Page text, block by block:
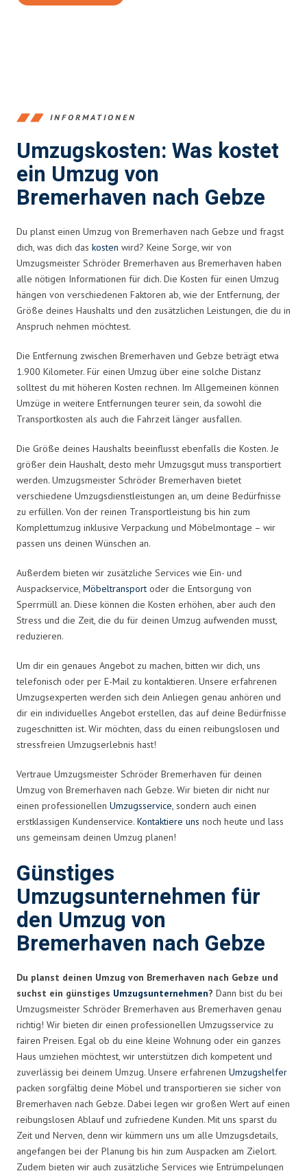
INFORMATIONEN
Umzugskosten: Was kostet
ein Umzug von
Bremerhaven nach Gebze
Du planst einen Umzug von Bremerhaven nach Gebze und fragst
dich, was dich das kosten wird? Keine Sorge, wir von
Umzugsmeister Schröder Bremerhaven aus Bremerhaven haben
alle nötigen Informationen für dich. Die Kosten für einen Umzug
hängen von verschiedenen Faktoren ab, wie der Entfernung, der
Größe deines Haushalts und den zusätzlichen Leistungen, die du in
Anspruch nehmen möchtest.
Die Entfernung zwischen Bremerhaven und Gebze beträgt etwa
1.900 Kilometer. Für einen Umzug über eine solche Distanz
solltest du mit höheren Kosten rechnen. Im Allgemeinen können
Umzüge in weitere Entfernungen teurer sein, da sowohl die
Transportkosten als auch die Fahrzeit länger ausfallen.
Die Größe deines Haushalts beeinflusst ebenfalls die Kosten. Je
größer dein Haushalt, desto mehr Umzugsgut muss transportiert
werden. Umzugsmeister Schröder Bremerhaven bietet
verschiedene Umzugsdienstleistungen an, um deine Bedürfnisse
zu erfüllen. Von der reinen Transportleistung bis hin zum
Komplettumzug inklusive Verpackung und Möbelmontage – wir
passen uns deinen Wünschen an.
Außerdem bieten wir zusätzliche Services wie Ein- und
Auspackservice, Möbeltransport oder die Entsorgung von
Sperrmüll an. Diese können die Kosten erhöhen, aber auch den
Stress und die Zeit, die du für deinen Umzug aufwenden musst,
reduzieren.
Um dir ein genaues Angebot zu machen, bitten wir dich, uns
telefonisch oder per E-Mail zu kontaktieren. Unsere erfahrenen
Umzugsexperten werden sich dein Anliegen genau anhören und
dir ein individuelles Angebot erstellen, das auf deine Bedürfnisse
zugeschnitten ist. Wir möchten, dass du einen reibungslosen und
stressfreien Umzugserlebnis hast!
Vertraue Umzugsmeister Schröder Bremerhaven für deinen
Umzug von Bremerhaven nach Gebze. Wir bieten dir nicht nur
einen professionellen Umzugsservice, sondern auch einen
erstklassigen Kundenservice. Kontaktiere uns noch heute und lass
uns gemeinsam deinen Umzug planen!
Günstiges
Umzugsunternehmen für
den Umzug von
Bremerhaven nach Gebze
Du planst deinen Umzug von Bremerhaven nach Gebze und
suchst ein günstiges Umzugsunternehmen? Dann bist du bei
Umzugsmeister Schröder Bremerhaven aus Bremerhaven genau
richtig! Wir bieten dir einen professionellen Umzugsservice zu
fairen Preisen. Egal ob du eine kleine Wohnung oder ein ganzes
Haus umziehen möchtest, wir unterstützen dich kompetent und
zuverlässig bei deinem Umzug. Unsere erfahrenen Umzugshelfer
packen sorgfältig deine Möbel und transportieren sie sicher von
Bremerhaven nach Gebze. Dabei legen wir großen Wert auf einen
reibungslosen Ablauf und zufriedene Kunden. Mit uns sparst du
Zeit und Nerven, denn wir kümmern uns um alle Umzugsdetails,
angefangen bei der Planung bis hin zum Auspacken am Zielort.
Zudem bieten wir auch zusätzliche Services wie Entrümpelungen